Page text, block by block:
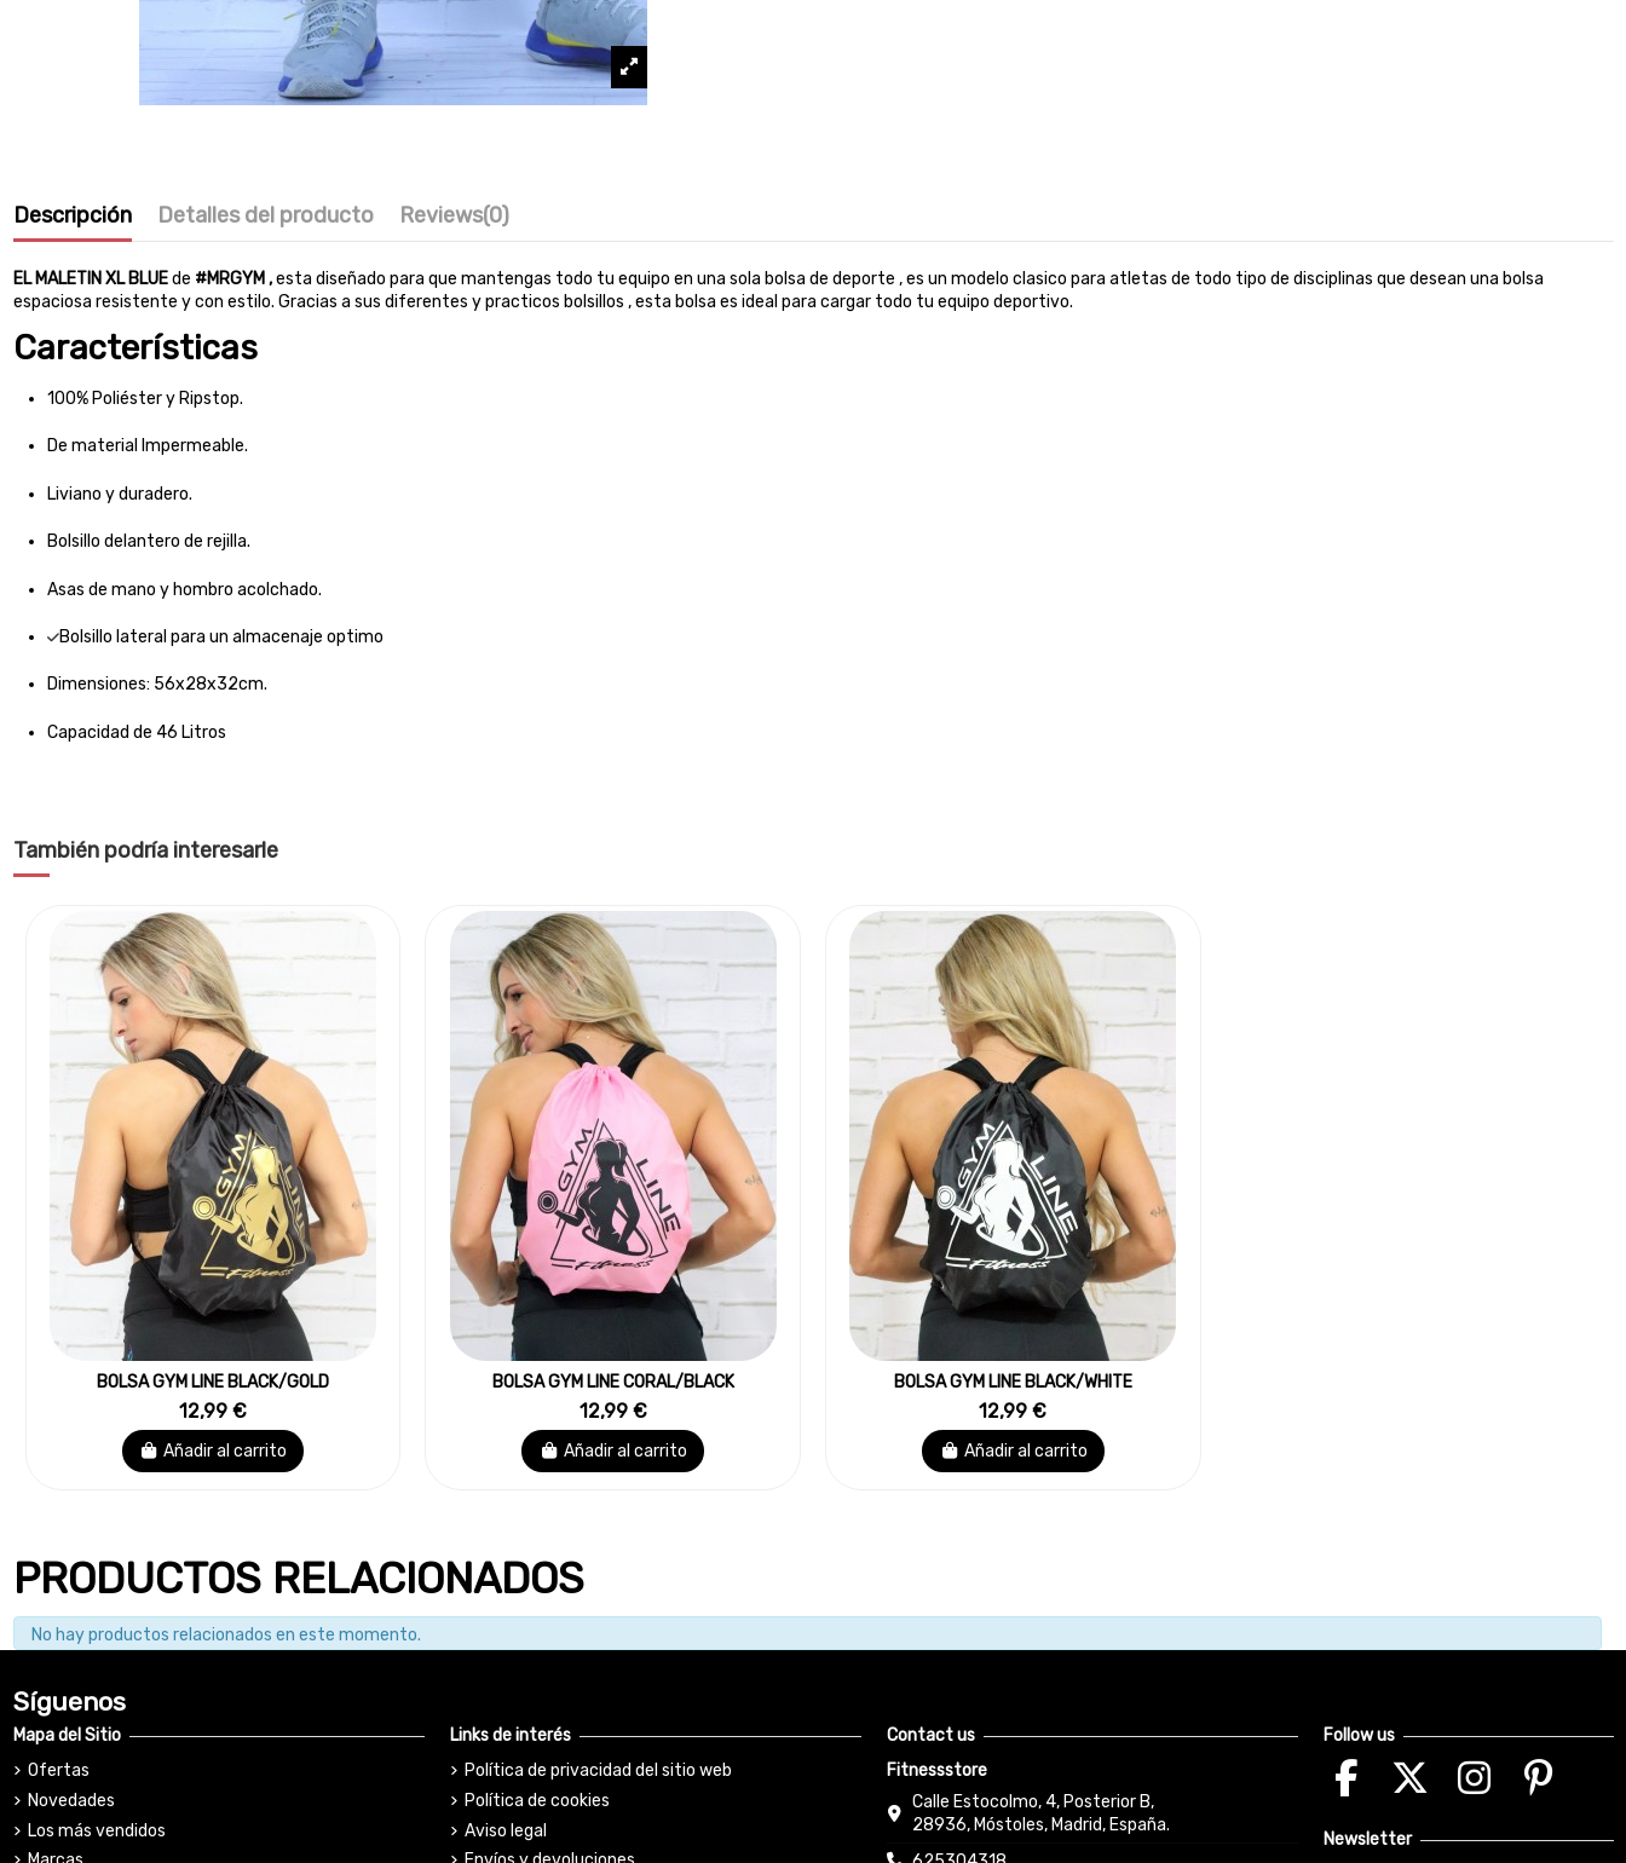
Descripción Detalles del producto Reviews(0)
EL MALETIN XL BLUEde #MRGYM,esta diseñado para que mantengas todo tu equipo en una sola bolsa de deporte , es un modelo clasico para atletas de todo tipo de disciplinas que desean una bolsa
espaciosa resistente y con estilo. Gracias a sus diferentes y practicos bolsillos , esta bolsa es ideal para cargar todo tu equipo deportivo.
Características
100% Poliéster y Ripstop.
De material Impermeable.
Liviano y duradero.
Bolsillo delantero de rejilla.
Asas de mano y hombro acolchado.
Bolsillo lateral para un almacenaje optimo
Dimensiones: 56x28x32cm.
Capacidad de 46 Litros
También podría interesarle
BOLSA GYM LINE BLACK/GOLD
12,99 €
Añadir al carrito
BOLSA GYM LINE CORAL/BLACK
12,99 €
Añadir al carrito
BOLSA GYM LINE BLACK/WHITE
12,99 €
Añadir al carrito
PRODUCTOS RELACIONADOS
No hay productos relacionados en este momento.
Síguenos
Mapa del Sitio
Ofertas
Novedades
Los más vendidos
Links de interés
Política de privacidad del sitio web
Política de cookies
Aviso legal
Contact us
Fitnessstore
Calle Estocolmo, 4, Posterior B,
28936, Móstoles, Madrid, España.
Follow us
Newsletter